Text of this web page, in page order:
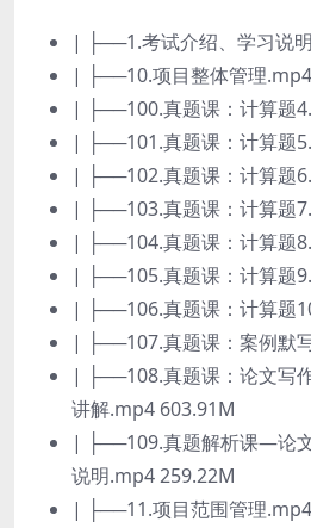
| ├──1.考试介绍、学习说
| ├──10.项目整体管理
| ├──100.真题课：计算题
| ├──101.真题课：计算题
| ├──102.真题课：计算题
| ├──103.真题课：计算题
| ├──104.真题课：计算题
| ├──105.真题课：计算题
| ├──106.真题课：计算题
| ├──107.真题课：案例默
| ├──108.真题课：论文写
讲解.mp4 603.91M
| ├──109.真题解析课—论
说明.mp4 259.22M
| ├──11.项目范围管理